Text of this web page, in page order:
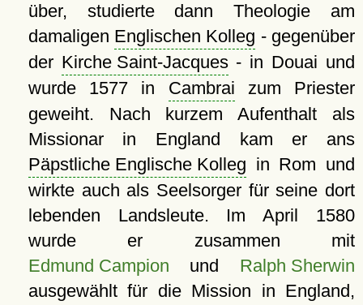
über, studierte dann Theologie am
damaligen Englischen Kolleg - gegenüber
der Kirche Saint-Jacques- in Douai und
wurde 1577 in Cambrai zum Priester
geweiht. Nach kurzem Aufenthalt als
Missionar in England kam er ans
Päpstliche Englische Kolleg in Rom und
wirkte auch als Seelsorger für seine dort
lebenden Landsleute. Im April 1580
wurde er zusammen mit
Edmund Campion und Ralph Sherwin
ausgewählt für die Mission in England,